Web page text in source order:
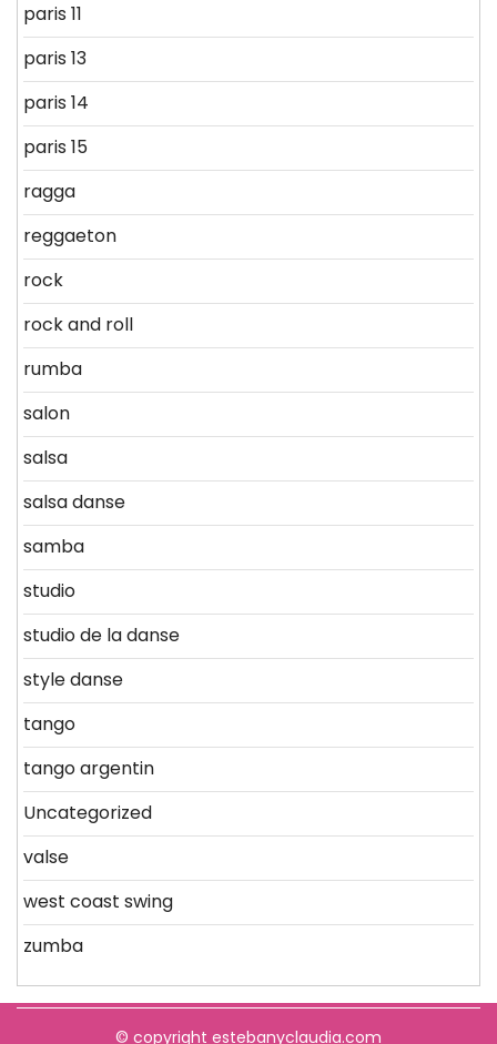
paris 11
paris 13
paris 14
paris 15
ragga
reggaeton
rock
rock and roll
rumba
salon
salsa
salsa danse
samba
studio
studio de la danse
style danse
tango
tango argentin
Uncategorized
valse
west coast swing
zumba
© copyright estebanyclaudia.com